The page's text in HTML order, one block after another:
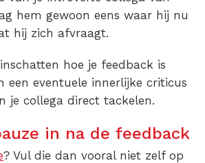
hem gewoon eens waar hij nu
hij zich afvraagt.
hoe je feedback is
een eventuele innerlijke criticus
je collega direct tackelen.
in na de feedback
? Vul die dan vooral niet zelf op